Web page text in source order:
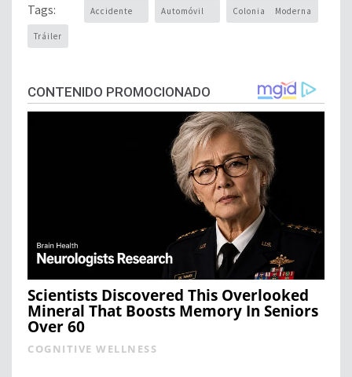
Tags: Accidente Automóvil Colonia Moderna
Tráiler
CONTENIDO PROMOCIONADO
Scientists Discovered This Overlooked
Mineral That Boosts Memory In Seniors
Over 60
COGNITIVE WELLNESS